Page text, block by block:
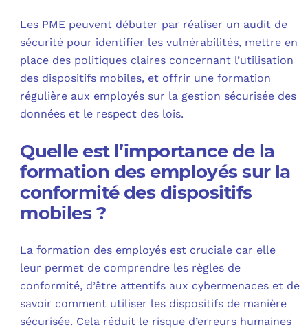
Les PME peuvent débuter par réaliser un audit de
sécurité pour identifier les vulnérabilités, mettre en
place des politiques claires concernant l’utilisation
des dispositifs mobiles, et offrir une formation
régulière aux employés sur la gestion sécurisée des
données et le respect des lois.
Quelle est l’importance de la
formation des employés sur la
conformité des dispositifs
mobiles ?
La formation des employés est cruciale car elle
leur permet de comprendre les règles de
conformité, d’être attentifs aux cybermenaces et de
savoir comment utiliser les dispositifs de manière
sécurisée. Cela réduit le risque d’erreurs humaines